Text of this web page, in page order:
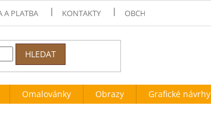
A PLATBA KONTAKTY OBCHODNÍ PODMÍNKY
HLEDAT
Omalovánky Obrazy Grafické návrhy